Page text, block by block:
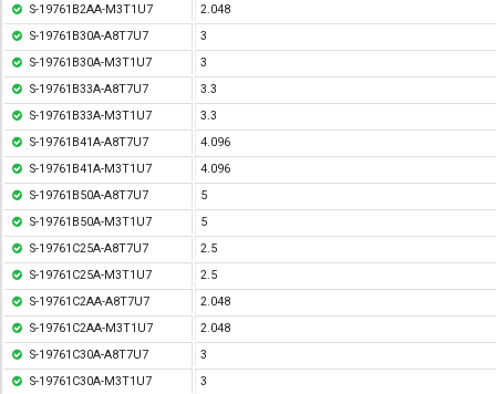
S-19761B2AA-M3T1U7
2.048
S-19761B30A-A8T7U7
3
S-19761B30A-M3T1U7
3
S-19761B33A-A8T7U7
3.3
S-19761B33A-M3T1U7
3.3
S-19761B41A-A8T7U7
4.096
S-19761B41A-M3T1U7
4.096
S-19761B50A-A8T7U7
5
S-19761B50A-M3T1U7
5
S-19761C25A-A8T7U7
2.5
S-19761C25A-M3T1U7
2.5
S-19761C2AA-A8T7U7
2.048
S-19761C2AA-M3T1U7
2.048
S-19761C30A-A8T7U7
3
S-19761C30A-M3T1U7
3